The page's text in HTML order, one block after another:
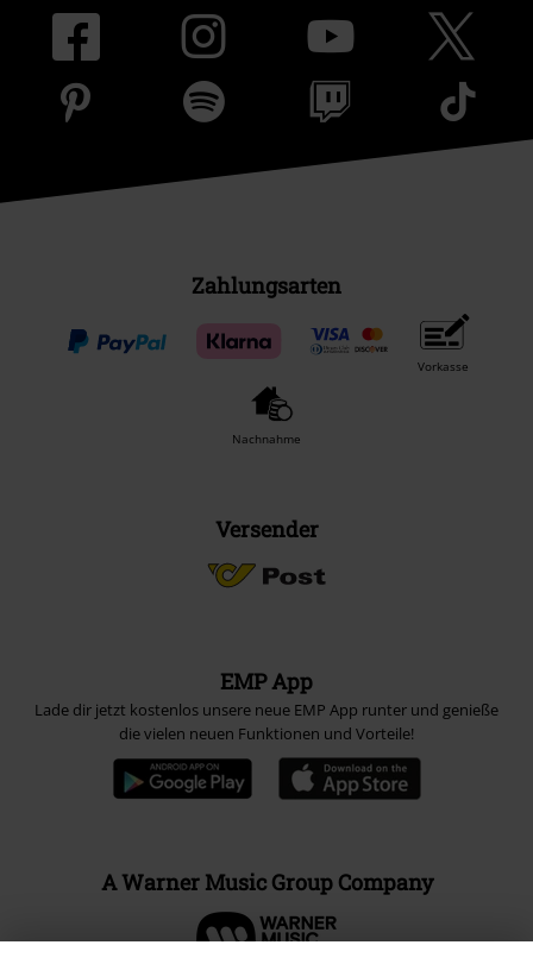
Zahlungsarten
Vorkasse
Nachnahme
Versender
EMP App
Lade dir jetzt kostenlos unsere neue EMP App runter und genieße
die vielen neuen Funktionen und Vorteile!
A Warner Music Group Company